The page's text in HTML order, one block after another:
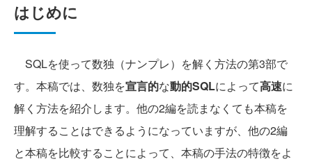
はじめに
SQLを使って数独（ナンプレ）を解く方法の第3部で
す。本稿では、数独を宣言的な動的SQLによって高速に
解く方法を紹介します。他の2編を読まなくても本稿を
理解することはできるようになっていますが、他の2編
と本稿を比較することによって、本稿の手法の特徴をよ